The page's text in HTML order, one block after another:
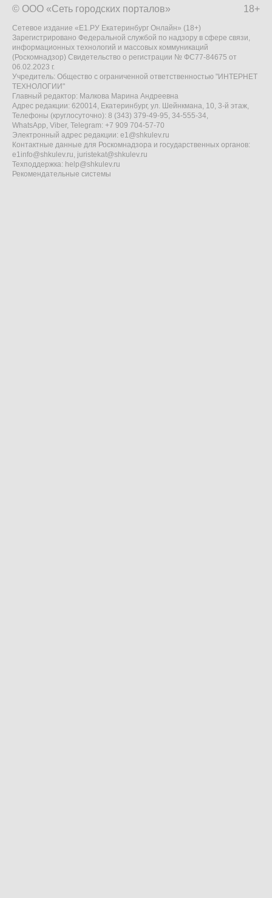
18+
© ООО «Сеть городских порталов»
Сетевое издание «Е1.РУ Екатеринбург Онлайн» (18+)
Зарегистрировано Федеральной службой по надзору в сфере связи,
информационных технологий и массовых коммуникаций
(Роскомнадзор) Свидетельство о регистрации № ФС77-84675 от
06.02.2023 г.
Учредитель: Общество с ограниченной ответственностью "ИНТЕРНЕТ
ТЕХНОЛОГИИ"
Главный редактор: Малкова Марина Андреевна
Адрес редакции: 620014, Екатеринбург, ул. Шейнкмана, 10, 3-й этаж,
Телефоны (круглосуточно): 8 (343) 379-49-95, 34-555-34,
WhatsApp, Viber, Telegram: +7 909 704-57-70
Электронный адрес редакции: e1@shkulev.ru
Контактные данные для Роскомнадзора и государственных органов:
e1info@shkulev.ru, juristekat@shkulev.ru
Техподдержка: help@shkulev.ru
Рекомендательные системы